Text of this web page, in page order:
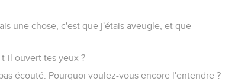
une chose, c'est que j'étais aveugle, et que
il ouvert tes yeux ?
écouté. Pourquoi voulez-vous encore l'entendre ?